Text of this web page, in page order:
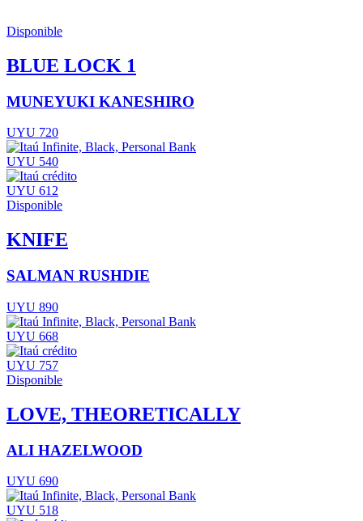
Disponible
BLUE LOCK 1
MUNEYUKI KANESHIRO
UYU 720
UYU 540
UYU 612
Disponible
KNIFE
SALMAN RUSHDIE
UYU 890
UYU 668
UYU 757
Disponible
LOVE, THEORETICALLY
ALI HAZELWOOD
UYU 690
UYU 518